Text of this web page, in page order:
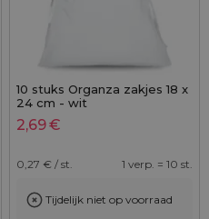
10 stuks Organza zakjes 18 x
24 cm - wit
2,69€
0,27 € / st. 1 verp. = 10 st.
Tijdelijk niet op voorraad